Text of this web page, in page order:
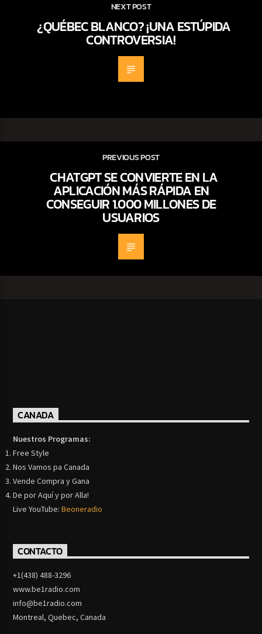
NEXT POST
¿QUÉBEC BLANCO? ¡UNA ESTÚPIDA
CONTROVERSIA!
PREVIOUS POST
CHATGPT SE CONVIERTE EN LA
APLICACIÓN MÁS RÁPIDA EN
CONSEGUIR 1.000 MILLONES DE
USUARIOS
CANADA
Nuestros Programas:
Free Style
Nos Vamos pa Canada
Vende Compra y Gana
De por Aquí y por Alla!
Live YouTube:Beoneradio
CONTACTO
+1(438) 488-3296
www.be1radio.com
info@be1radio.com
Montreal, Quebec, Canada